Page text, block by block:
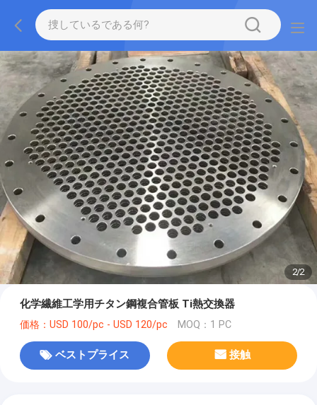
2/2
化学繊維工学用チタン鋼複合管板 Ti熱交換器
価格：USD 100/pc - USD 120/pc MOQ：1 PC
ベストプライス 接触